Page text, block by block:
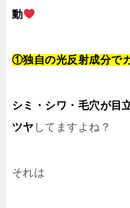
動
①独自の光反射成分で
シミ・シワ・毛穴が目
ツヤ してますよね？
それは